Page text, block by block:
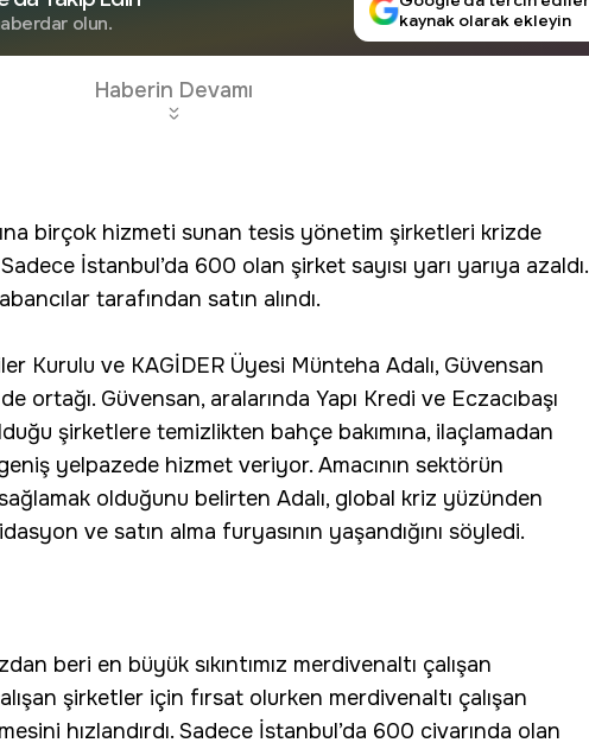
olun.
kaynak olarak ekleyin
Haberin Devamı
birçok hizmeti sunan tesis yönetim şirketleri krizde
İstanbul’da 600 olan şirket sayısı yarı yarıya azaldı.
tarafından satın alındı.
Kurulu ve KAGİDER Üyesi Münteha Adalı, Güvensan
ortağı. Güvensan, aralarında Yapı Kredi ve Eczacıbaşı
şirketlere temizlikten bahçe bakımına, ilaçlamadan
yelpazede hizmet veriyor. Amacının sektörün
olduğunu belirten Adalı, global kriz yüzünden
ve satın alma furyasının yaşandığını söyledi.
beri en büyük sıkıntımız merdivenaltı çalışan
şirketler için fırsat olurken merdivenaltı çalışan
hızlandırdı. Sadece İstanbul’da 600 civarında olan